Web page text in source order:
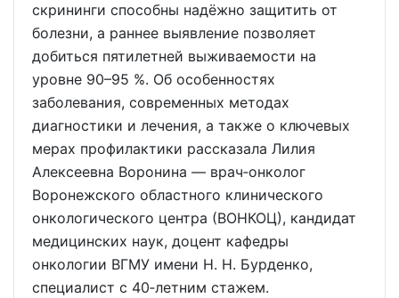
скрининги способны надёжно защитить от
болезни, а раннее выявление позволяет
добиться пятилетней выживаемости на
уровне 90–95 %. Об особенностях
заболевания, современных методах
диагностики и лечения, а также о ключевых
мерах профилактики рассказала Лилия
Алексеевна Воронина — врач‑онколог
Воронежского областного клинического
онкологического центра (ВОНКОЦ), кандидат
медицинских наук, доцент кафедры
онкологии ВГМУ имени Н. Н. Бурденко,
специалист с 40‑летним стажем.